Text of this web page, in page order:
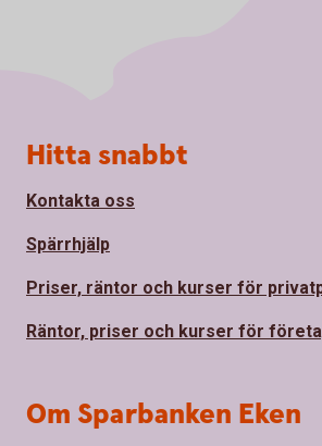
Sidfot
Hitta snabbt
Kontakta oss
Spärrhjälp
Priser, räntor och kurser för
Räntor, priser och kurser för
Om Sparbanken Eken